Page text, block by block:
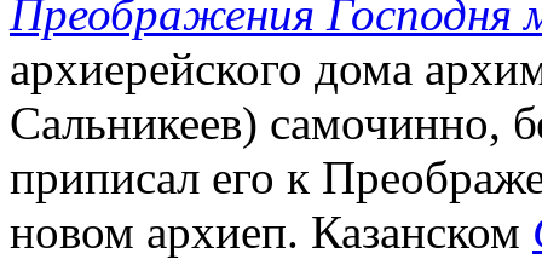
Преображения Господня
архиерейского дома
Сальникеев) самочинно,
приписал его к
новом архиеп. Казанском